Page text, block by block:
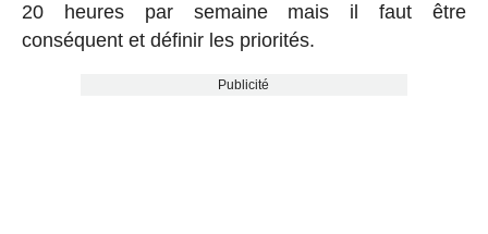
20 heures par semaine mais il faut être
conséquent et définir les priorités.
Publicité